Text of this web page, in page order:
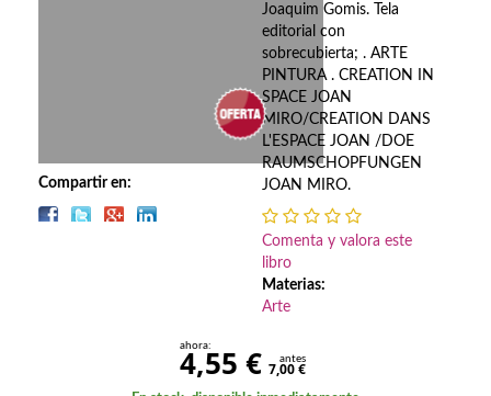
Cuentos y relatos
Deportes
Compartir en:
Joaquim Gomis. Tela
editorial con
sobrecubierta; . ARTE
PINTURA . CREATION IN
SPACE JOAN
MIRO/CREATION DANS
L'ESPACE JOAN /DOE
RAUMSCHOPFUNGEN
JOAN MIRO.
Comenta y valora este
libro
Materias:
Arte
ahora:
4,55 € antes
7,00 €